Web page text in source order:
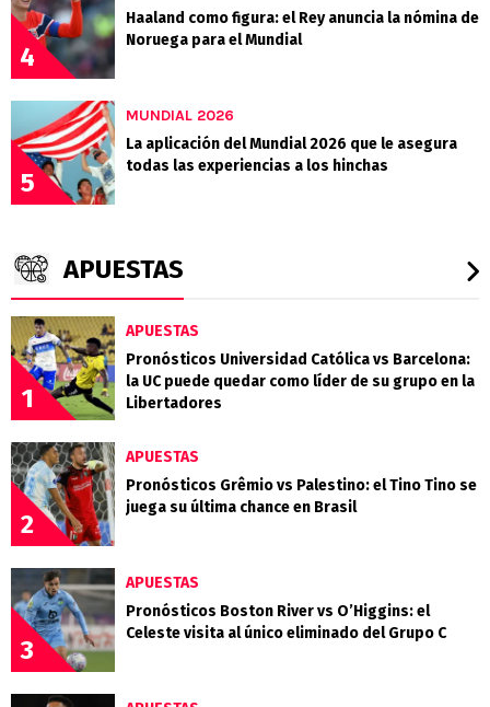
4
Haaland como figura: el Rey anuncia la nómina de
Noruega para el Mundial
5
MUNDIAL 2026
La aplicación del Mundial 2026 que le asegura
todas las experiencias a los hinchas
APUESTAS
1
APUESTAS
Pronósticos Universidad Católica vs Barcelona:
la UC puede quedar como líder de su grupo en la
Libertadores
2
APUESTAS
Pronósticos Grêmio vs Palestino: el Tino Tino se
juega su última chance en Brasil
3
APUESTAS
Pronósticos Boston River vs O’Higgins: el
Celeste visita al único eliminado del Grupo C